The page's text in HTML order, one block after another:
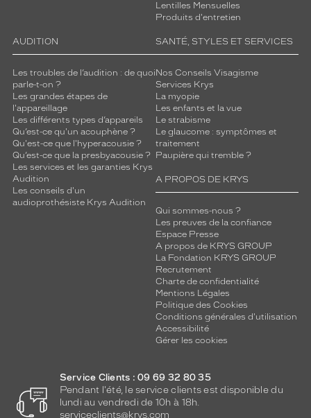
Lentilles Mensuelles
Produits d'entretien
AUDITION
Les troubles de l’audition : de quoi
parle-t-on ?
Les grandes étapes de
l'appareillage
Les différents types d’appareils
Qu’est-ce qu'un acouphène ?
Qu'est-ce que l'hyperacousie ?
Qu’est-ce que la presbyacousie ?
Les services et les garanties Krys
Audition
Les conseils d'un
audioprothésiste Krys Audition
SANTÉ, STYLES ET SERVICES
Nos Conseils Visagisme
Services Krys
La myopie
Les enfants et la vue
Le strabisme
Le glaucome : symptômes et
traitement
Paupière qui tremble ?
A PROPOS DE KRYS
Qui sommes-nous ?
Les preuves de la confiance
Espace Presse
A propos de KRYS GROUP
La Fondation KRYS GROUP
Recrutement
Charte de confidentialité
Mentions Légales
Politique des Cookies
Conditions générales d'utilisation
Accessibilité
Gérer les cookies
Service Clients : 09 69 32 80 35
Pendant l'été, le service clients est disponible du
lundi au vendredi de 10h à 18h.
serviceclients@krys.com